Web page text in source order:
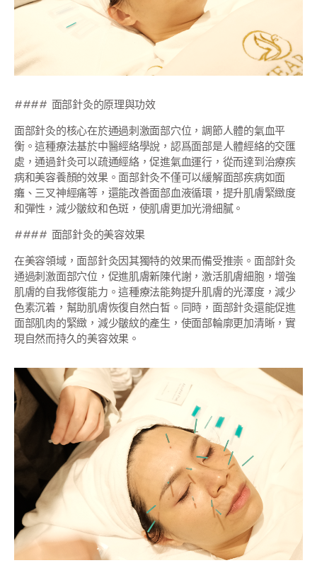
#### 面部針灸的原理與功效
面部針灸的核心在於通過刺激面部穴位，調節人體的氣血平
衡。這種療法基於中醫經絡學說，認爲面部是人體經絡的交匯
處，通過針灸可以疏通經絡，促進氣血運行，從而達到治療疾
病和美容養顏的效果。面部針灸不僅可以緩解面部疾病如面
癱、三叉神經痛等，還能改善面部血液循環，提升肌膚緊緻度
和彈性，減少皺紋和色斑，使肌膚更加光滑細膩。
#### 面部針灸的美容效果
在美容領域，面部針灸因其獨特的效果而備受推崇。面部針灸
通過刺激面部穴位，促進肌膚新陳代謝，激活肌膚細胞，增強
肌膚的自我修復能力。這種療法能夠提升肌膚的光澤度，減少
色素沉着，幫助肌膚恢復自然白皙。同時，面部針灸還能促進
面部肌肉的緊緻，減少皺紋的產生，使面部輪廓更加清晰，實
現自然而持久的美容效果。